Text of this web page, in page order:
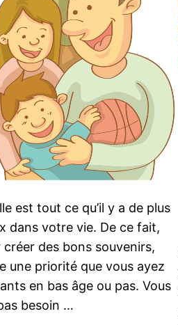
est tout ce qu’il y a de plus
dans votre vie. De ce fait,
créer des bons souvenirs,
une priorité que vous ayez
en bas âge ou pas. Vous
besoin …